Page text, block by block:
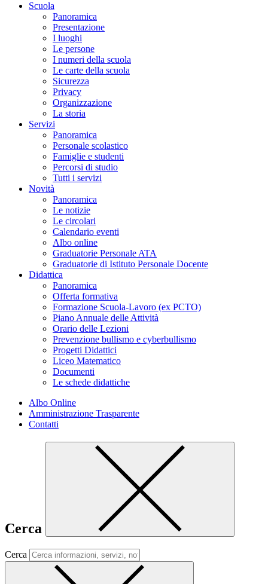
Scuola
Panoramica
Presentazione
I luoghi
Le persone
I numeri della scuola
Le carte della scuola
Sicurezza
Privacy
Organizzazione
La storia
Servizi
Panoramica
Personale scolastico
Famiglie e studenti
Percorsi di studio
Tutti i servizi
Novità
Panoramica
Le notizie
Le circolari
Calendario eventi
Albo online
Graduatorie Personale ATA
Graduatorie di Istituto Personale Docente
Didattica
Panoramica
Offerta formativa
Formazione Scuola-Lavoro (ex PCTO)
Piano Annuale delle Attività
Orario delle Lezioni
Prevenzione bullismo e cyberbullismo
Progetti Didattici
Liceo Matematico
Documenti
Le schede didattiche
Albo Online
Amministrazione Trasparente
Contatti
Cerca
Cerca